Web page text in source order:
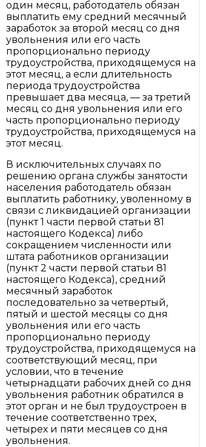
один месяц, работодатель обязан
выплатить ему средний месячный
заработок за второй месяц со дня
увольнения или его часть
пропорционально периоду
трудоустройства, приходящемуся на
этот месяц, а если длительность
периода трудоустройства
превышает два месяца, — за третий
месяц со дня увольнения или его
часть пропорционально периоду
трудоустройства, приходящемуся на
этот месяц.
В исключительных случаях по
решению органа службы занятости
населения работодатель обязан
выплатить работнику, уволенному в
связи с ликвидацией организации
(пункт 1 части первой статьи 81
настоящего Кодекса) либо
сокращением численности или
штата работников организации
(пункт 2 части первой статьи 81
настоящего Кодекса), средний
месячный заработок
последовательно за четвертый,
пятый и шестой месяцы со дня
увольнения или его часть
пропорционально периоду
трудоустройства, приходящемуся на
соответствующий месяц, при
условии, что в течение
четырнадцати рабочих дней со дня
увольнения работник обратился в
этот орган и не был трудоустроен в
течение соответственно трех,
четырех и пяти месяцев со дня
увольнения.